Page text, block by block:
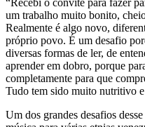
um trabalho muito bonito,
Realmente é algo novo,
próprio povo. É um desafio
diversas formas de ler, de
aprender em dobro, porque
completamente para que
Tudo tem sido muito nutritivo
Um dos grandes desafios